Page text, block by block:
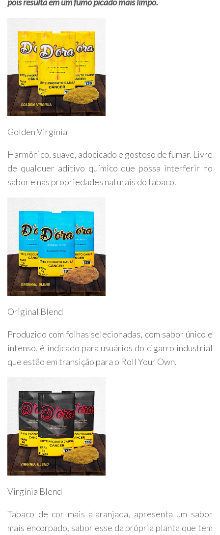
Golden Virgínia
Harmônico, suave, adocicado e gostoso de fumar. Livre
de qualquer aditivo químico que possa interferir no
sabor e nas propriedades naturais do tabaco.
Original Blend
Produzido com folhas selecionadas, com sabor único e
intenso, é indicado para usuários do cigarro industrial
que estão em transição para o Roll Your Own.
Virgínia Blend
Tabaco de cor mais alaranjada, apresenta um sabor
mais encorpado, sabor esse da própria planta que tem